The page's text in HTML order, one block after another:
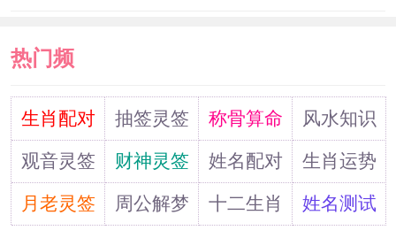
你希望能够缓和双方的关系。
病人梦见自己跨过一条大河预示着
疾病即将得到治愈，身体会恢复健康，
建议保持良好的心态并偶尔的进行一次
热门频
道生肖配对 抽签灵签 称骨算命
风水知识
观音灵签
财神灵签 姓名配对
生肖运势
月老灵签
周公解梦 十二生肖 姓名测试